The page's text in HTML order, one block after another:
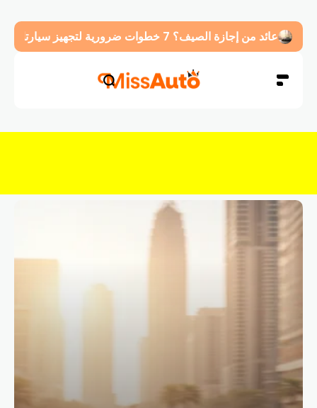
عائد من إجازة الصيف؟ 7 خطوات ضرورية لتجهيز سيارتك قبل العودة للدوام